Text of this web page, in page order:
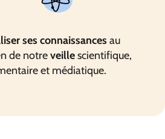
ses connaissances au
de notreveillescientifique,
et médiatique.